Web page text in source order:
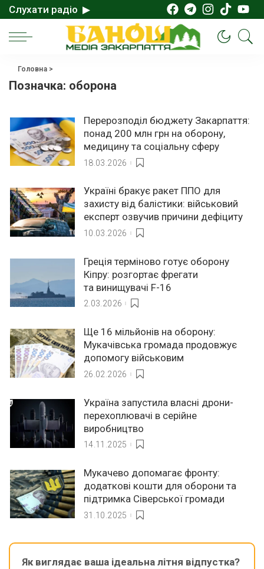
Слухати радіо ▶
Головна>
Позначка: оборона
Перерозподіл бюджету Закарпаття:
понад 200 млн грн на оборону,
медицину та соціальну сферу
18.03.2026
Україні бракує ракет ППО для
захисту від балістики: військовий
експерт озвучив причини дефіциту
10.03.2026
Греція терміново готує оборону
Кіпру: розгортає фрегати
та винищувачі F-16
2.03.2026
Ще 16 мільйонів на оборону:
Мукачівська громада продовжує
допомогу військовим
26.02.2026
Україна запустила власні дрони-
перехоплювачі в серійне
виробництво
14.11.2025
Мукачево допомагає фронту:
додаткові кошти для оборони та
підтримка Сіверської громади
31.10.2025
Як виглядає ваша ідеальна літня відпустка?